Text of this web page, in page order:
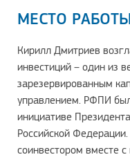
МЕСТО
Кирилл Дмитриев
инвестиций – один из
зарезервированным
управлением. РФПИ
инициативе
Российской
соинвестором вместе